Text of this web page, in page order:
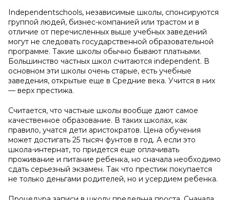
Independentschools, независимые школы, спонсируются
группой людей, бизнес-компанией или трастом и в
отличие от перечисленных выше учебных заведений
могут не следовать государственной образовательной
программе. Такие школы обычно бывают платными.
Большинство частных школ считаются independent. В
основном эти школы очень старые, есть учебные
заведения, открытые еще в Средние века. Учится в них
— верх престижа.
Считается, что частные школы вообще дают самое
качественное образование. В таких школах, как
правило, учатся дети аристократов. Цена обучения
может достигать 25 тысяч фунтов в год. А если это
школа-интернат, то придется еще оплачивать
проживание и питание ребенка, но сначала необходимо
сдать серьезный экзамен. Так что престиж покупается
не только деньгами родителей, но и усердием ребенка.